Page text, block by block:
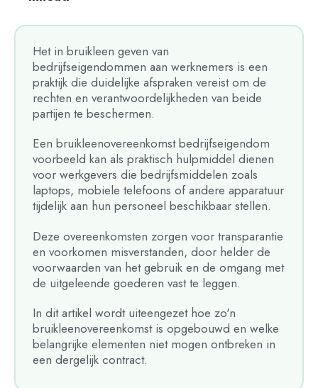
Het in bruikleen geven van
bedrijfseigendommen aan werknemers is een
praktijk die duidelijke afspraken vereist om de
rechten en verantwoordelijkheden van beide
partijen te beschermen.
Een bruikleenovereenkomst bedrijfseigendom
voorbeeld kan als praktisch hulpmiddel dienen
voor werkgevers die bedrijfsmiddelen zoals
laptops, mobiele telefoons of andere apparatuur
tijdelijk aan hun personeel beschikbaar stellen.
Deze overeenkomsten zorgen voor transparantie
en voorkomen misverstanden, door helder de
voorwaarden van het gebruik en de omgang met
de uitgeleende goederen vast te leggen.
In dit artikel wordt uiteengezet hoe zo'n
bruikleenovereenkomst is opgebouwd en welke
belangrijke elementen niet mogen ontbreken in
een dergelijk contract.